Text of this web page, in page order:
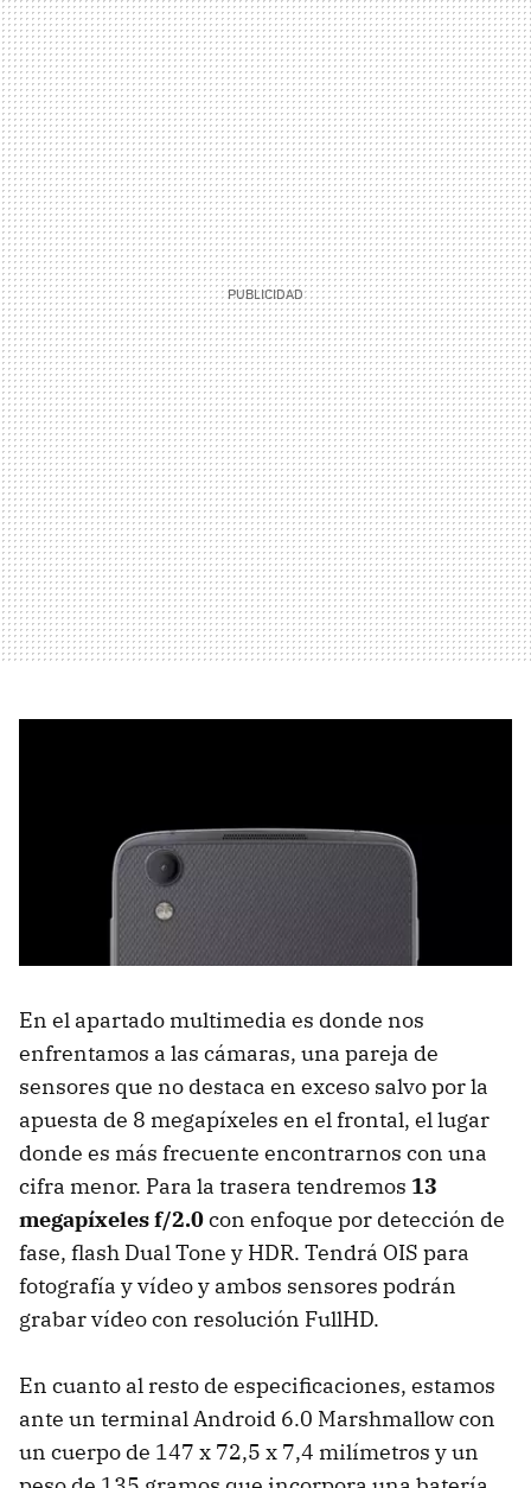
En el apartado multimedia es donde nos
enfrentamos a las cámaras, una pareja de
sensores que no destaca en exceso salvo por la
apuesta de 8 megapíxeles en el frontal, el lugar
donde es más frecuente encontrarnos con una
cifra menor. Para la trasera tendremos 13
megapíxeles f/2.0con enfoque por detección de
fase, flash Dual Tone y HDR. Tendrá OIS para
fotografía y vídeo y ambos sensores podrán
grabar vídeo con resolución FullHD.
En cuanto al resto de especificaciones, estamos
ante un terminal Android 6.0 Marshmallow con
un cuerpo de 147 x 72,5 x 7,4 milímetros y un